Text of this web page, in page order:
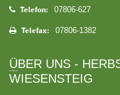
Telefon: 07806-627
Telefax: 07806-1382
ÜBER UNS - HERBSTWASEN &
WIESENSTEIG